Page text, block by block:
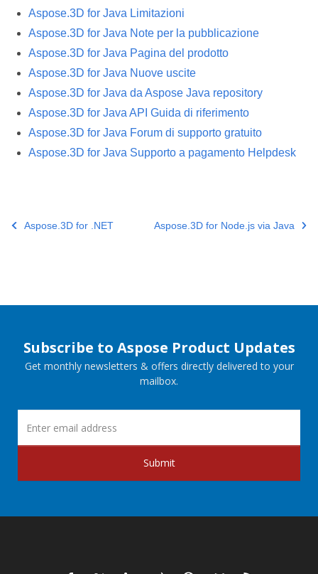
Aspose.3D for Java Limitazioni
Aspose.3D for Java Note per la pubblicazione
Aspose.3D for Java Pagina del prodotto
Aspose.3D for Java Nuove uscite
Aspose.3D for Java da Aspose Java repository
Aspose.3D for Java API Guida di riferimento
Aspose.3D for Java Forum di supporto gratuito
Aspose.3D for Java Supporto a pagamento Helpdesk
Aspose.3D for .NET Aspose.3D for Node.js via Java
Subscribe to Aspose Product Updates
Get monthly newsletters & offers directly delivered to your
mailbox.
Submit